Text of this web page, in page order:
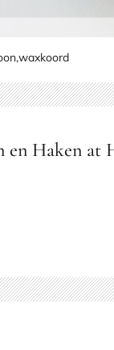
,waxkoord
en Haken at